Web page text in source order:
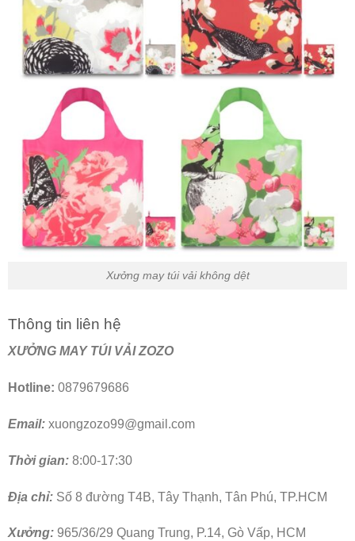
Xưởng may túi vải không dệt
Thông tin liên hệ
XƯỞNG MAY TÚI VẢI ZOZO
Hotline: 0879679686
Email: xuongzozo99@gmail.com
Thời gian: 8:00-17:30
Địa chỉ: Số 8 đường T4B, Tây Thạnh, Tân Phú, TP.HCM
Xưởng: 965/36/29 Quang Trung, P.14, Gò Vấp, HCM